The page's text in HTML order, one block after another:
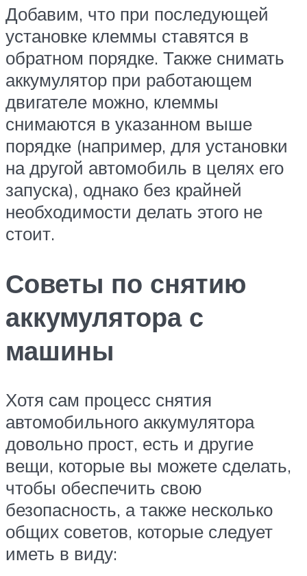
Добавим, что при последующей
установке клеммы ставятся в
обратном порядке. Также снимать
аккумулятор при работающем
двигателе можно, клеммы
снимаются в указанном выше
порядке (например, для установки
на другой автомобиль в целях его
запуска), однако без крайней
необходимости делать этого не
стоит.
Советы по снятию
аккумулятора с
машины
Хотя сам процесс снятия
автомобильного аккумулятора
довольно прост, есть и другие
вещи, которые вы можете сделать,
чтобы обеспечить свою
безопасность, а также несколько
общих советов, которые следует
иметь в виду: